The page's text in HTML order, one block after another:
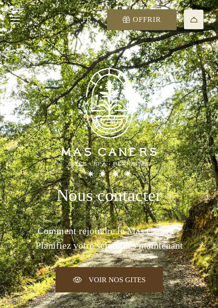
FR OFFRIR
Nous contacter
Comment rejoindre le Mas Caners ?
Planifiez votre séjour dès maintenant
VOIR NOS GITES